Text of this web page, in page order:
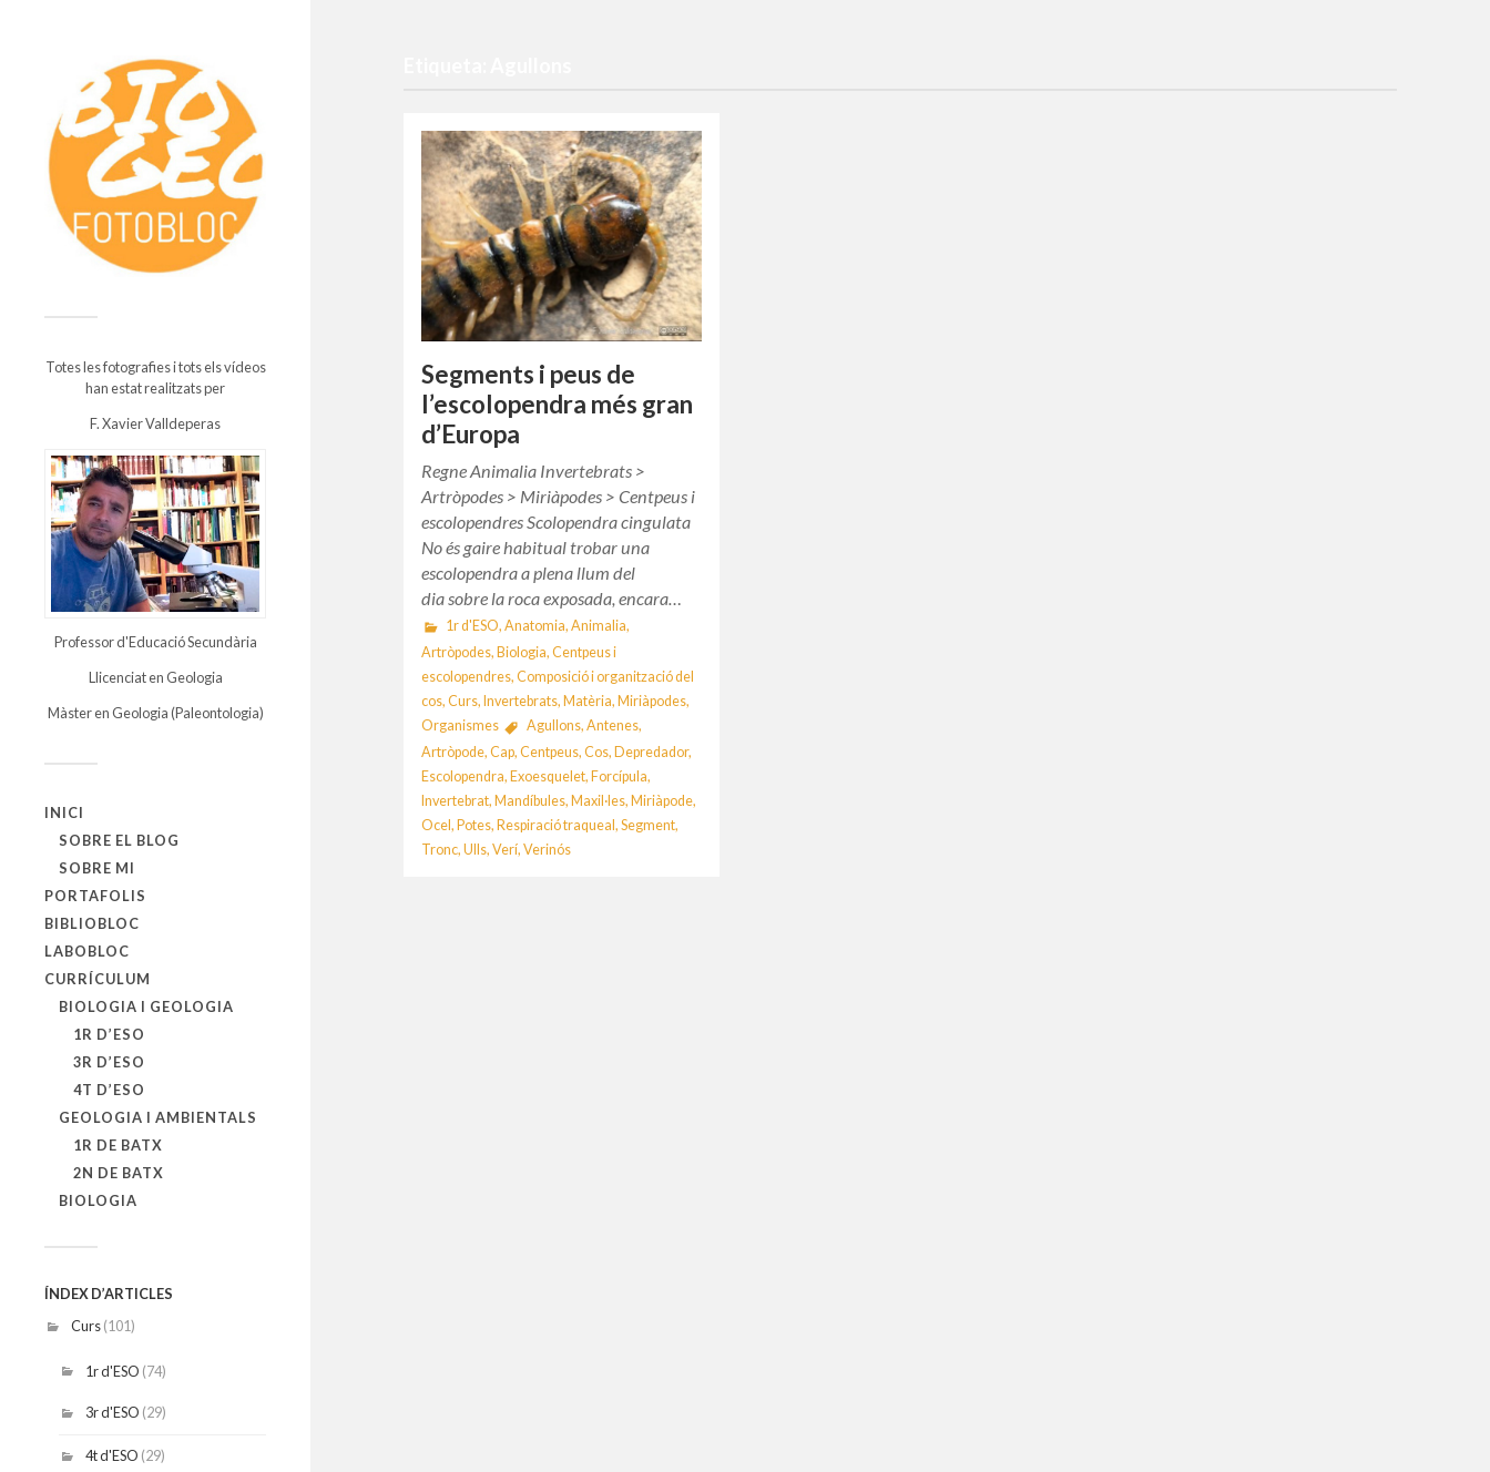
Totes les fotografies i tots els vídeos
han estat realitzats per
F. Xavier Valldeperas
Professor d'Educació Secundària
Llicenciat en Geologia
Màster en Geologia (Paleontologia)
INICI
SOBRE EL BLOG
SOBRE MI
PORTAFOLIS
BIBLIOBLOC
LABOBLOC
CURRÍCULUM
BIOLOGIA I GEOLOGIA
1R D’ESO
3R D’ESO
4T D’ESO
GEOLOGIA I AMBIENTALS
1R DE BATX
2N DE BATX
BIOLOGIA
ÍNDEX D’ARTICLES
Curs(101)
1r d'ESO (74)
3r d'ESO (29)
4t d'ESO (29)
Segments i peus de
l’escolopendra més gran
d’Europa
Regne Animalia Invertebrats >
Artròpodes > Miriàpodes > Centpeus i
escolopendres Scolopendra cingulata
No és gaire habitual trobar una
escolopendra a plena llum del
dia sobre la roca exposada, encara…
1r d'ESO, Anatomia, Animalia,
Artròpodes,Biologia,Centpeus i
escolopendres,Composició i organització del
cos,Curs,Invertebrats,Matèria,Miriàpodes,
Organismes
Agullons, Antenes,
Artròpode,Cap,Centpeus,Cos,Depredador,
Escolopendra,Exoesquelet,Forcípula,
Invertebrat,Mandíbules,Maxil·les,Miriàpode,
Ocel,Potes,Respiració traqueal,Segment,
Tronc,Ulls,Verí,Verinós